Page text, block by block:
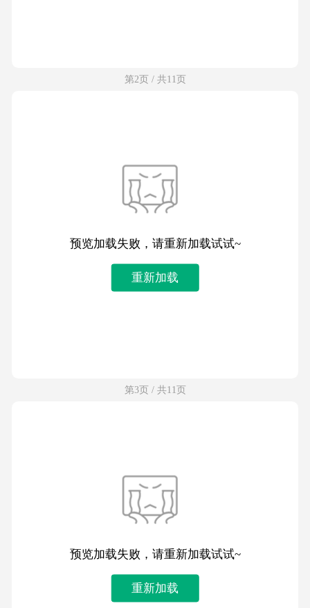
第2页 / 共11页
预览加载失败，请重新加载试试~
重新加载
第3页 / 共11页
预览加载失败，请重新加载试试~
重新加载